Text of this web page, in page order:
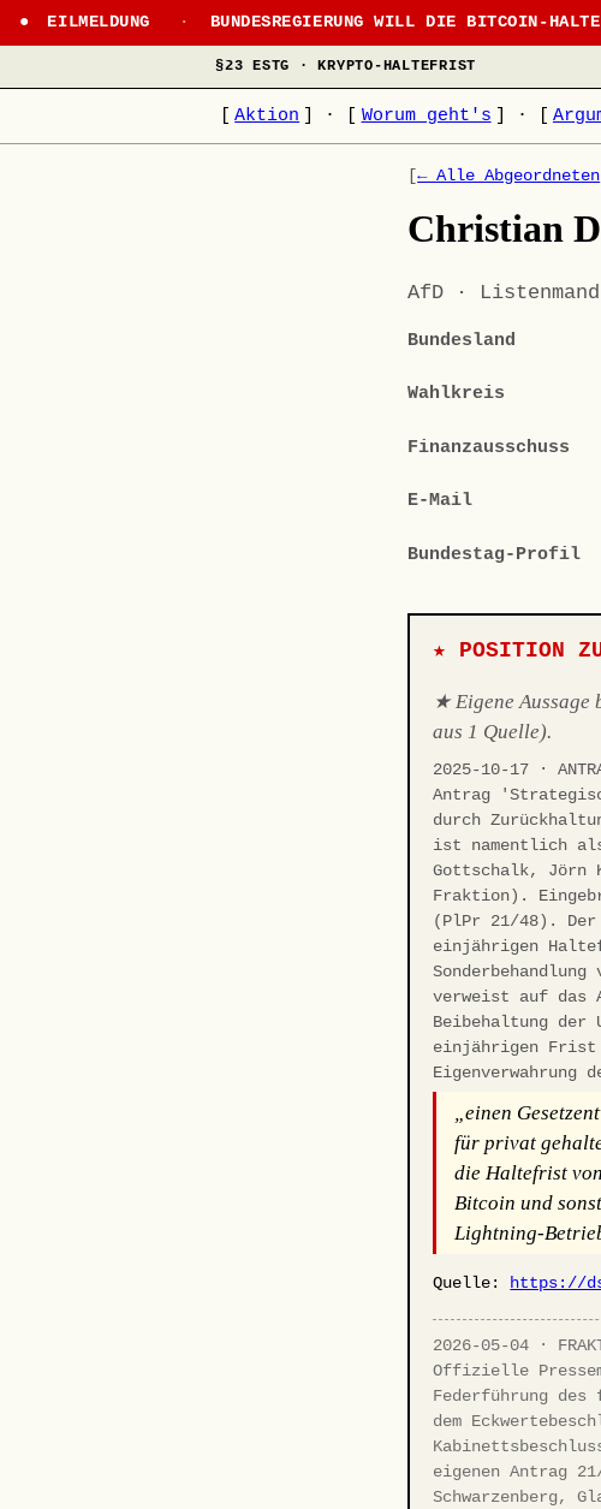
EILMELDUNG · BUNDESREGIERUNG WILL DIE BITCOIN-
§23 ESTG · KRYPTO-HALTEFRIST
Aktion · Worum geht's ·
[← Alle Abgeordneten
Christian
AfD ·
Bundesland
Wahlkreis
Finanzausschuss
E-Mail
Bundestag-Profil
★ POSITION
★ Eigene
aus 1 Quelle).
2025-10-17 ·
Antrag
durch
ist namentlich
Gottschalk, Jörn
Fraktion).
(PlPr 21/48).
einjährigen
verweist auf das
Beibehaltung der
einjährigen Frist
„einen
für privat
die Haltefrist
Bitcoin und
Lightning-
Quelle: https://
2026-05-04 ·
Offizielle
Federführung
dem
eigenen Antrag
Schwarzenberg,